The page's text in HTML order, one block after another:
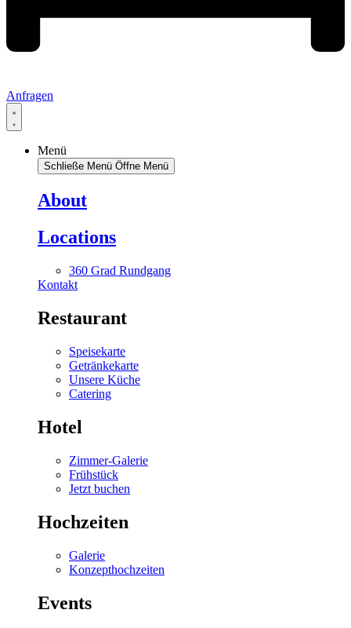
Anfragen
Menü
Schließe Menü Öffne Menü
About
Locations
360 Grad Rundgang
Kontakt
Restaurant
Speisekarte
Getränkekarte
Unsere Küche
Catering
Hotel
Zimmer-Galerie
Frühstück
Jetzt buchen
Hochzeiten
Galerie
Konzepthochzeiten
Events